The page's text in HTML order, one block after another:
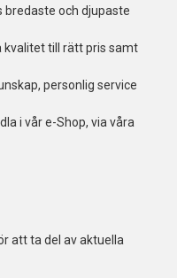
bredaste och djupaste
kvalitet till rätt pris samt
personlig service
i vår e-Shop, via våra
att ta del av aktuella